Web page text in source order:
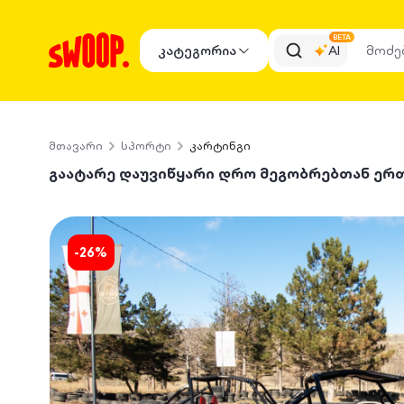
კატეგორია AI
BETA
მთავარი სპორტი კარტინგი
გაატარე დაუვიწყარი დრო მეგობრებთან
-26%